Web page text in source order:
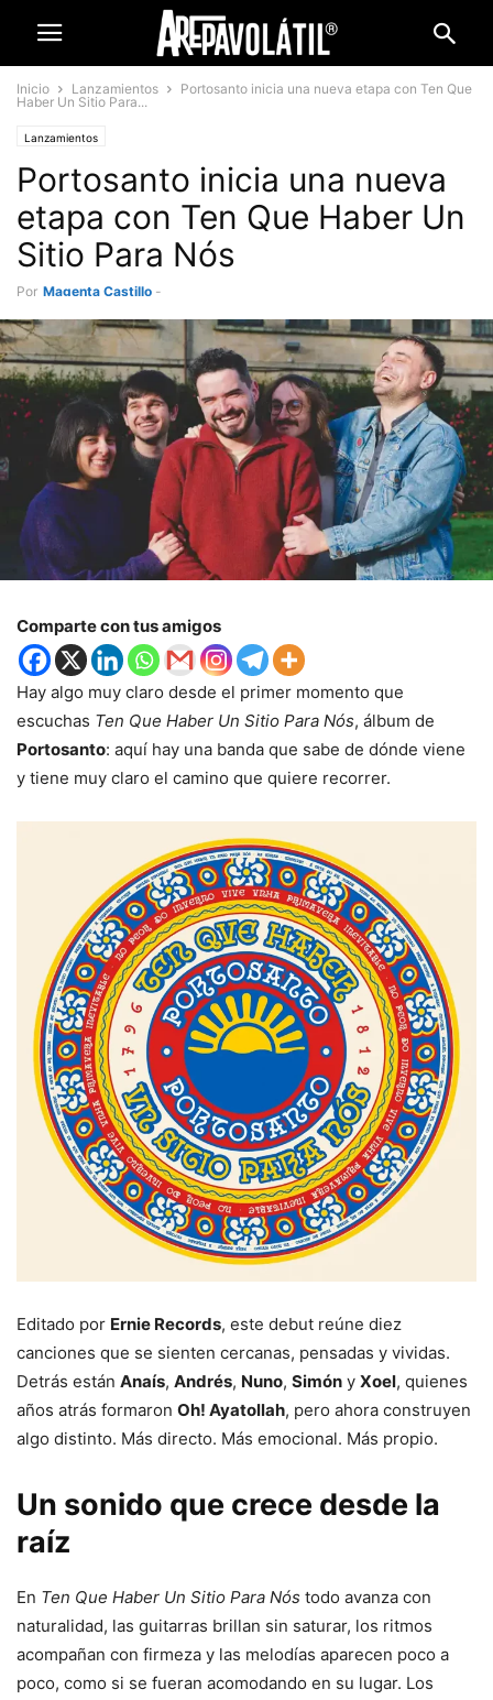
Inicio Lanzamientos
Portosanto inicia una nueva etapa con Ten Que
Haber Un Sitio Para...
Lanzamientos
Portosanto inicia una nueva
etapa con Ten Que Haber Un
Sitio Para Nós
Por Magenta Castillo -
Comparte con tus amigos
Hay algo muy claro desde el primer momento que
escuchas Ten Que Haber Un Sitio Para Nós, álbum de
Portosanto: aquí hay una banda que sabe de dónde viene
y tiene muy claro el camino que quiere recorrer.
Editado por Ernie Records, este debut reúne diez
canciones que se sienten cercanas, pensadas y vividas.
Detrás están Anaís, Andrés, Nuno, Simón y Xoel, quienes
años atrás formaron Oh! Ayatollah, pero ahora construyen
algo distinto. Más directo. Más emocional. Más propio.
Un sonido que crece desde la
raíz
En Ten Que Haber Un Sitio Para Nós todo avanza con
naturalidad, las guitarras brillan sin saturar, los ritmos
acompañan con firmeza y las melodías aparecen poco a
poco, como si se fueran acomodando en su lugar. Los